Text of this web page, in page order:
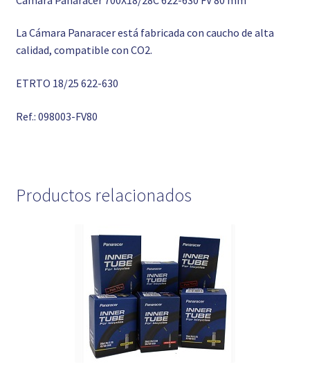
La Cámara Panaracer está fabricada con caucho de alta
calidad, compatible con CO2.
ETRTO 18/25 622-630
Ref.: 098003-FV80
Productos relacionados